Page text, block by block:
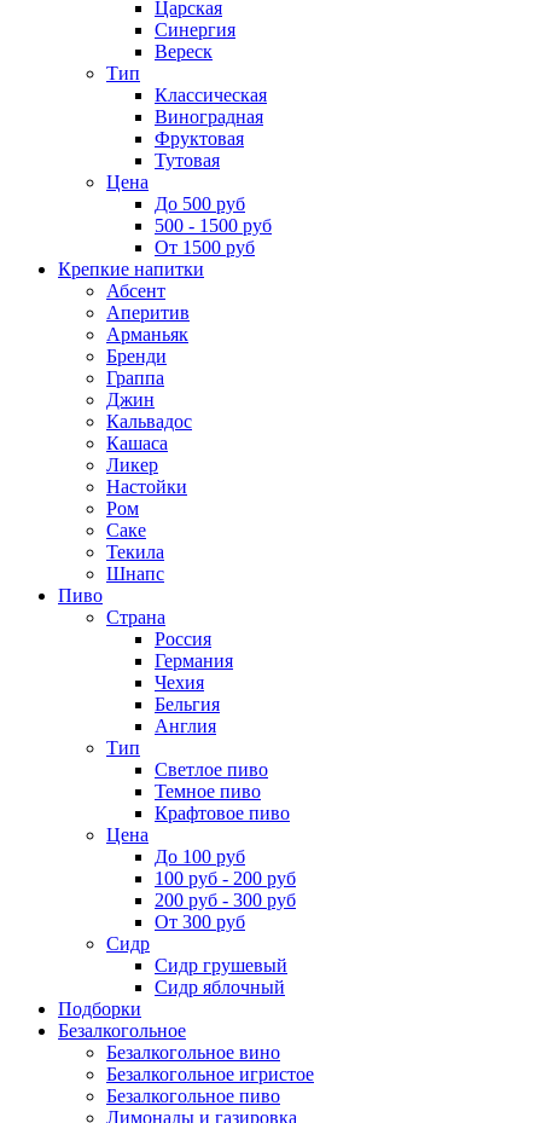
Царская
Синергия
Вереск
Тип
Классическая
Виноградная
Фруктовая
Тутовая
Цена
До 500 руб
500 - 1500 руб
От 1500 руб
Крепкие напитки
Абсент
Аперитив
Арманьяк
Бренди
Граппа
Джин
Кальвадос
Кашаса
Ликер
Настойки
Ром
Саке
Текила
Шнапс
Пиво
Страна
Россия
Германия
Чехия
Бельгия
Англия
Тип
Светлое пиво
Темное пиво
Крафтовое пиво
Цена
До 100 руб
100 руб - 200 руб
200 руб - 300 руб
От 300 руб
Сидр
Сидр грушевый
Сидр яблочный
Подборки
Безалкогольное
Безалкогольное вино
Безалкогольное игристое
Безалкогольное пиво
Лимонады и газировка